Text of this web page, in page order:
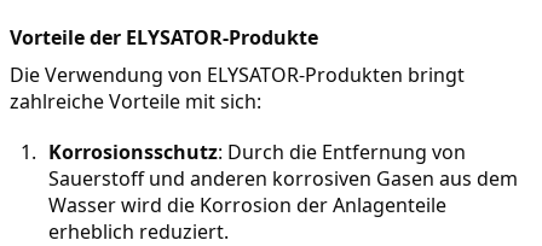
Vorteile der ELYSATOR-Produkte
Die Verwendung von ELYSATOR-Produkten bringt
zahlreiche Vorteile mit sich:
Korrosionsschutz: Durch die Entfernung von
Sauerstoff und anderen korrosiven Gasen aus dem
Wasser wird die Korrosion der Anlagenteile
erheblich reduziert.